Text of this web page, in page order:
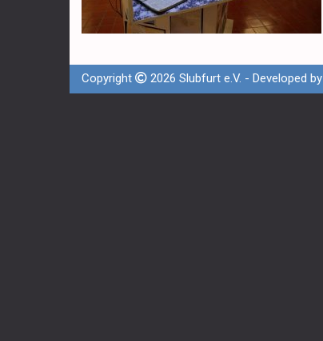
Copyright 2026 Slubfurt e.V. - Developed by